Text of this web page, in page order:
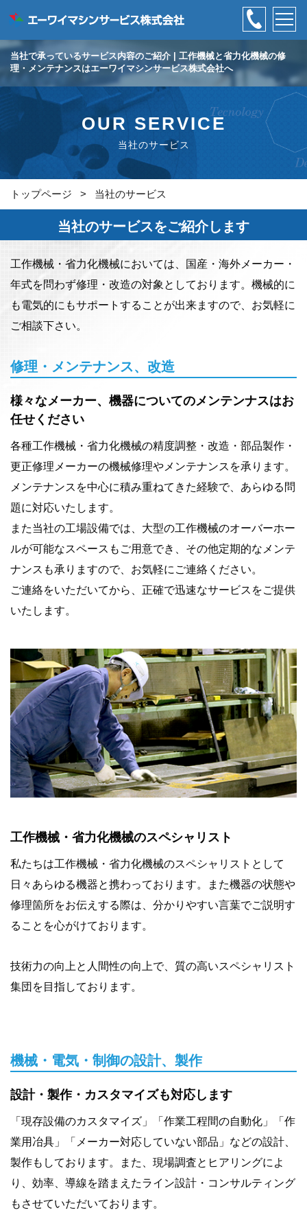
当社で承っているサービス内容のご紹介 | 工作機械と省力化機械の修
理・メンテナンスはエーワイマシンサービス株式会社へ
OUR SERVICE
当社のサービス
トップページ > 当社のサービス
当社のサービスをご紹介します
工作機械・省力化機械においては、国産・海外メーカー・
年式を問わず修理・改造の対象としております。機械的に
も電気的にもサポートすることが出来ますので、お気軽に
ご相談下さい。
修理・メンテナンス、改造
様々なメーカー、機器についてのメンテンナスはお
任せください
各種工作機械・省力化機械の精度調整・改造・部品製作・
更正修理メーカーの機械修理やメンテナンスを承ります。
メンテナンスを中心に積み重ねてきた経験で、あらゆる問
題に対応いたします。
また当社の工場設備では、大型の工作機械のオーバーホー
ルが可能なスペースもご用意でき、その他定期的なメンテ
ナンスも承りますので、お気軽にご連絡ください。
ご連絡をいただいてから、正確で迅速なサービスをご提供
いたします。
工作機械・省力化機械のスペシャリスト
私たちは工作機械・省力化機械のスペシャリストとして
日々あらゆる機器と携わっております。また機器の状態や
修理箇所をお伝えする際は、分かりやすい言葉でご説明す
ることを心がけております。
技術力の向上と人間性の向上で、質の高いスペシャリスト
集団を目指しております。
機械・電気・制御の設計、製作
設計・製作・カスタマイズも対応します
「現存設備のカスタマイズ」 「作業工程間の自動化」
「作
業用冶具」
「メーカー対応していない部品」 などの設計、
製作もしております。また、現場調査とヒアリングによ
り、効率、導線を踏まえたライン設計・コンサルティング
もさせていただいております。